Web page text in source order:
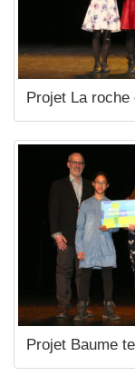
Projet La roche
Projet Baume